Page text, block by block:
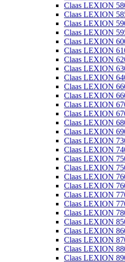
Claas LEXION
Claas LEXION
Claas LEXION
Claas LEXION
Claas LEXION
Claas LEXION
Claas LEXION
Claas LEXION
Claas LEXION
Claas LEXION
Claas LEXION
Claas LEXION
Claas LEXION
Claas LEXION
Claas LEXION
Claas LEXION
Claas LEXION
Claas LEXION
Claas LEXION
Claas LEXION
Claas LEXION
Claas LEXION
Claas LEXION
Claas LEXION
Claas LEXION
Claas LEXION
Claas LEXION
Claas LEXION
Claas LEXION